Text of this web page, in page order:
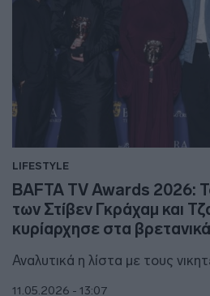
LIFESTYLE
BAFTA TV Awards 2026:
των Στίβεν Γκράχαμ και
κυρίαρχησε στα
Αναλυτικά η λίστα με τους
11.05.2026 - 13:07